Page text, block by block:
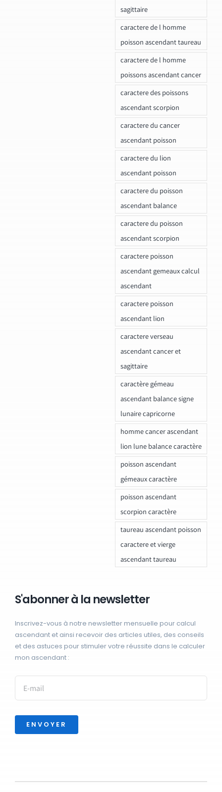
sagittaire
caractere de l homme
poisson ascendant taureau
caractere de l homme
poissons ascendant cancer
caractere des poissons
ascendant scorpion
caractere du cancer
ascendant poisson
caractere du lion
ascendant poisson
caractere du poisson
ascendant balance
caractere du poisson
ascendant scorpion
caractere poisson
ascendant gemeaux calcul
ascendant
caractere poisson
ascendant lion
caractere verseau
ascendant cancer et
sagittaire
caractère gémeau
ascendant balance signe
lunaire capricorne
homme cancer ascendant
lion lune balance caractère
poisson ascendant
gémeaux caractère
poisson ascendant
scorpion caractère
taureau ascendant poisson
caractere et vierge
ascendant taureau
S'abonner à la newsletter
Inscrivez-vous à notre newsletter mensuelle pour calcul
ascendant et ainsi recevoir des articles utiles, des conseils
et des astuces pour stimuler votre réussite dans le calculer
mon ascendant :
ENVOYER